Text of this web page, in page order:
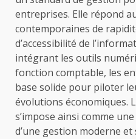
entreprises. Elle répond
contemporaines de
d’accessibilité de
intégrant les outils
fonction comptable, les
base solide pour piloter
évolutions économiques.
s’impose ainsi comme
d’une gestion moderne